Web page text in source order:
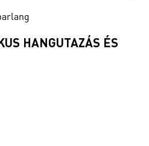
HANGUTAZÁS ÉS